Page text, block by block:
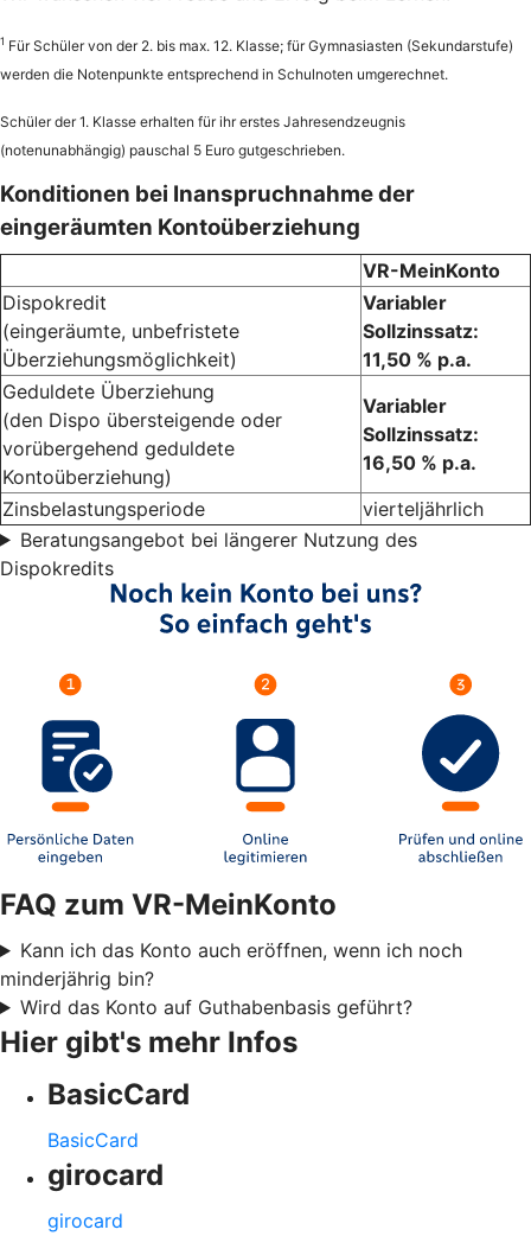
1 Für Schüler von der 2. bis max. 12. Klasse; für Gymnasiasten (Sekundarstufe)
werden die Notenpunkte entsprechend in Schulnoten umgerechnet.
Schüler der 1. Klasse erhalten für ihr erstes Jahresendzeugnis
(notenunabhängig) pauschal 5 Euro gutgeschrieben.
Konditionen bei Inanspruchnahme der
eingeräumten Kontoüberziehung
VR-MeinKonto
Dispokredit
(eingeräumte, unbefristete
Überziehungsmöglichkeit)
Variabler
Sollzinssatz:
11,50 % p.a.
Geduldete Überziehung
(den Dispo übersteigende oder
vorübergehend geduldete
Kontoüberziehung)
Variabler
Sollzinssatz:
16,50 % p.a.
Zinsbelastungsperiode
vierteljährlich
Beratungsangebot bei längerer Nutzung des
Dispokredits
FAQ zum VR-MeinKonto
Kann ich das Konto auch eröffnen, wenn ich noch
minderjährig bin?
Wird das Konto auf Guthabenbasis geführt?
Hier gibt's mehr Infos
BasicCard
BasicCard
girocard
girocard